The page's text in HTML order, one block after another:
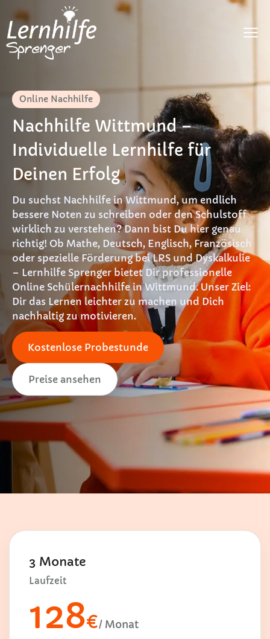
LRS
Dyskalkulie
DaF
Preise
FAQ
Materialien
Kontakt
Online Nachhilfe
Nachhilfe Wittmund –
Individuelle Lernhilfe für
Deinen Erfolg
Du suchst Nachhilfe in Wittmund, um endlich
bessere Noten zu schreiben oder den Schulstoff
wirklich zu verstehen? Dann bist Du hier genau
richtig! Ob Mathe, Deutsch, Englisch, Französisch
oder spezielle Förderung bei LRS und Dyskalkulie
– Lernhilfe Sprenger bietet Dir professionelle
Online Schülernachhilfe in Wittmund. Unser Ziel:
Dir das Lernen leichter zu machen und Dich
nachhaltig zu motivieren.
Kostenlose Probestunde
Preise ansehen
3 Monate
Laufzeit
128€/ Monat